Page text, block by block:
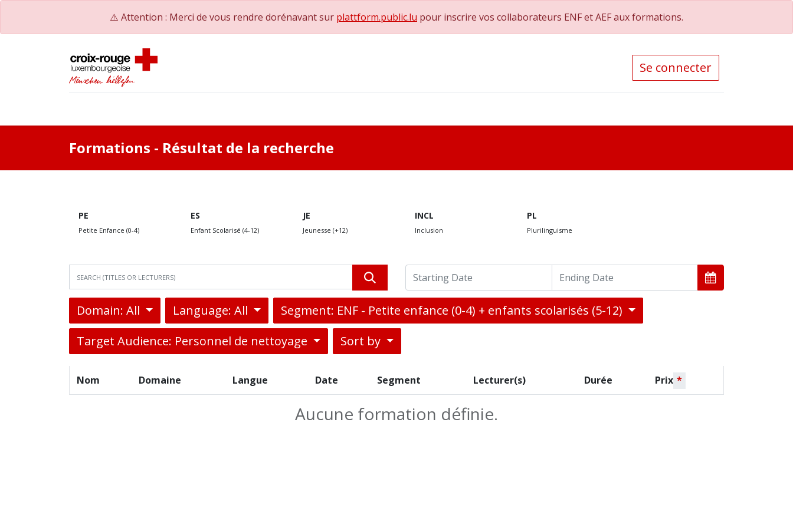
⚠️ Attention : Merci de vous rendre dorénavant sur plattform.public.lu pour inscrire vos collaborateurs ENF et AEF aux formations.
Se connecter
Formations - Résultat de la recherche
PE
Petite Enfance (0-4)
ES
Enfant Scolarisé (4-12)
JE
Jeunesse (+12)
INCL
Inclusion
PL
Plurilinguisme
Domain: All Language: All
Segment: ENF - Petite enfance (0-4) + enfants scolarisés (5-12)
Target Audience: Personnel de nettoyage
Sort by
Nom Domaine Langue Date Segment Lecturer(s) Durée Prix *
Aucune formation définie.